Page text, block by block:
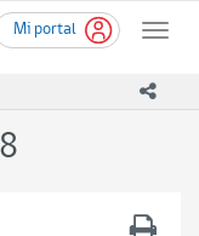
Mi portal
Toggle